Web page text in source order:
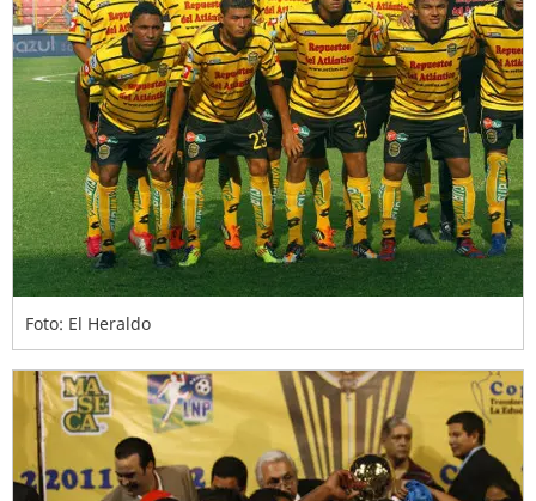
Foto: El Heraldo